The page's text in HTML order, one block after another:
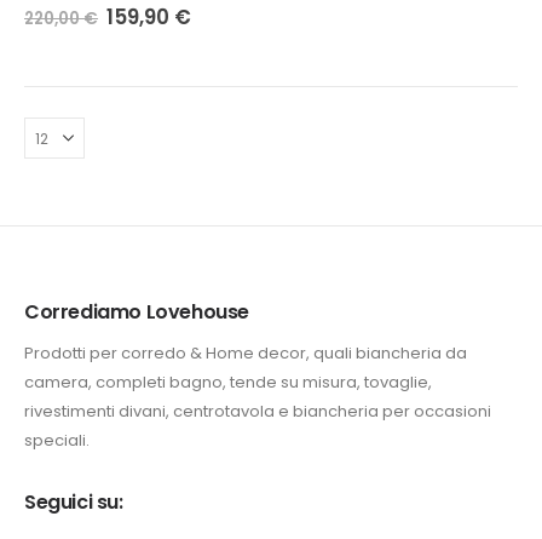
0 Su 5
220,00€ Il
prezzo
220,00 €.
159,90 €Il
159,90 €.
Corrediamo Lovehouse
Prodotti per corredo & Home decor, quali biancheria da
camera, completi bagno, tende su misura, tovaglie,
rivestimenti divani, centrotavola e biancheria per occasioni
speciali.
Seguici su: